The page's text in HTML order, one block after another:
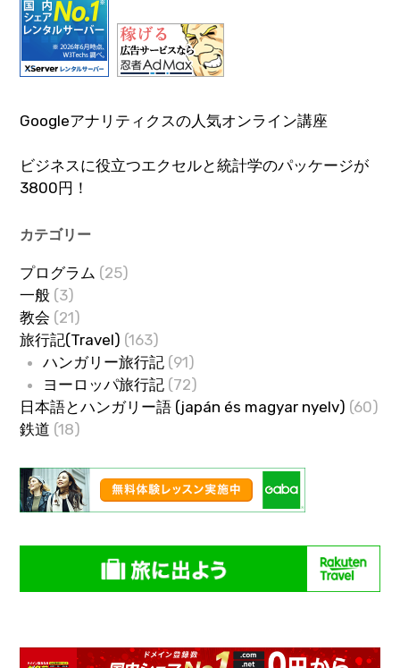
Googleアナリティクスの人気オンライン講座
ビジネスに役立つエクセルと統計学のパッケージが
3800円！
カテゴリー
プログラム (25)
一般 (3)
教会 (21)
旅行記(Travel) (163)
ハンガリー旅行記(91)
ヨーロッパ旅行記(72)
日本語とハンガリー語 (japán és magyar nyelv) (60)
鉄道 (18)